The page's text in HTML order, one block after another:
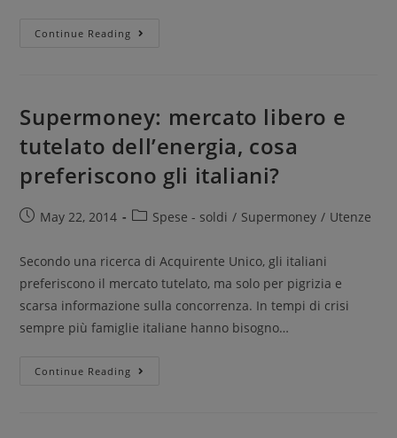
Continue Reading
Supermoney: mercato libero e
tutelato dell’energia, cosa
preferiscono gli italiani?
May 22, 2014 Spese - soldi / Supermoney / Utenze
Secondo una ricerca di Acquirente Unico, gli italiani
preferiscono il mercato tutelato, ma solo per pigrizia e
scarsa informazione sulla concorrenza. In tempi di crisi
sempre più famiglie italiane hanno bisogno…
Continue Reading